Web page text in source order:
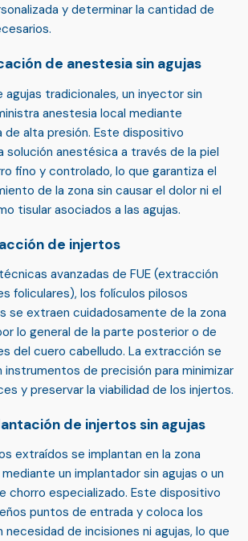
y determinar la cantidad de
de anestesia sin agujas
agujas tradicionales, un inyector sin
anestesia local mediante
de alta presión. Este dispositivo
solución anestésica a través de la piel
fino y controlado, lo que garantiza el
de la zona sin causar el dolor ni el
tisular asociados a las agujas.
de injertos
avanzadas de FUE (extracción
foliculares), los folículos pilosos
se extraen cuidadosamente de la zona
lo general de la parte posterior o de
del cuero cabelludo. La extracción se
instrumentos de precisión para minimizar
y preservar la viabilidad de los injertos.
de injertos sin agujas
extraídos se implantan en la zona
un implantador sin agujas o un
chorro especializado. Este dispositivo
puntos de entrada y coloca los
necesidad de incisiones ni agujas, lo que